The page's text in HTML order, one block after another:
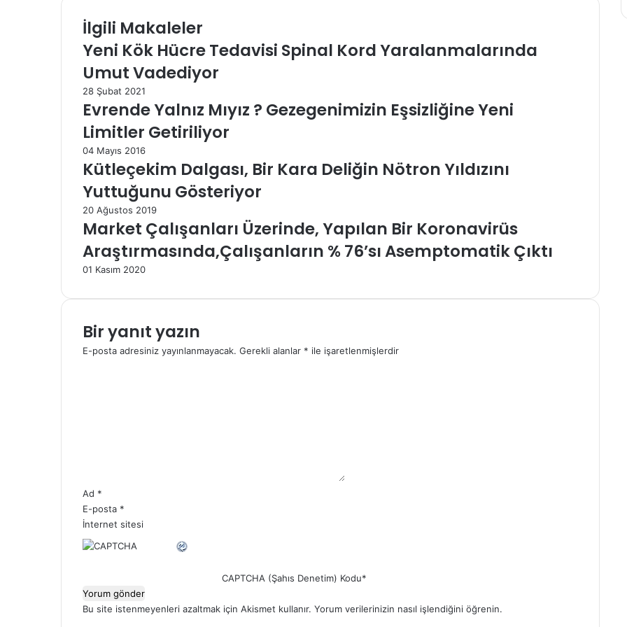
İlgili Makaleler
Yeni Kök Hücre Tedavisi Spinal Kord Yaralanmalarında
Umut Vadediyor
28 Şubat 2021
Evrende Yalnız Mıyız ? Gezegenimizin Eşsizliğine Yeni
Limitler Getiriliyor
04 Mayıs 2016
Kütleçekim Dalgası, Bir Kara Deliğin Nötron Yıldızını
Yuttuğunu Gösteriyor
20 Ağustos 2019
Market Çalışanları Üzerinde, Yapılan Bir Koronavirüs
Araştırmasında,Çalışanların % 76’sı Asemptomatik Çıktı
01 Kasım 2020
Bir yanıt yazın
E-posta adresiniz yayınlanmayacak. Gerekli alanlar * ile işaretlenmişlerdir
Ad *
E-posta *
İnternet sitesi
CAPTCHA (Şahıs Denetim) Kodu*
Bu site istenmeyenleri azaltmak için Akismet kullanır. Yorum verilerinizin nasıl işlendiğini öğrenin.